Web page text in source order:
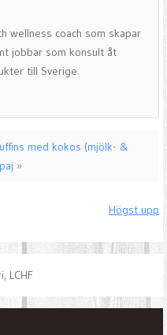
wellness coach som skapar
jobbar som konsult åt
till Sverige.
med kokos (mjölk- &
»
Högst upp
LCHF